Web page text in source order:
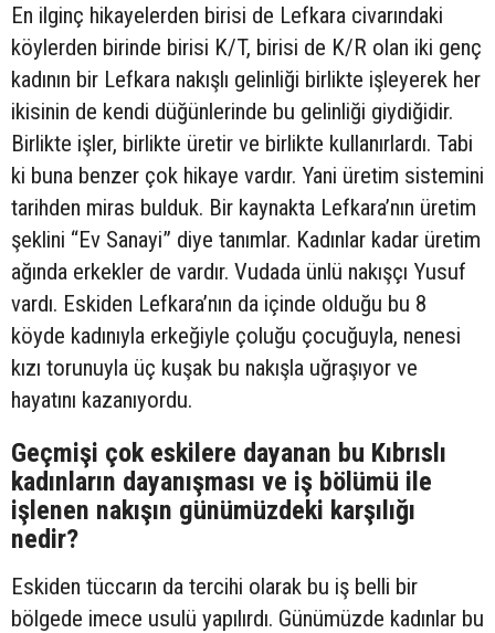
En ilginç hikayelerden birisi de Lefkara civarındaki
köylerden birinde birisi K/T, birisi de K/R olan iki genç
kadının bir Lefkara nakışlı gelinliği birlikte işleyerek her
ikisinin de kendi düğünlerinde bu gelinliği giydiğidir.
Birlikte işler, birlikte üretir ve birlikte kullanırlardı. Tabi
ki buna benzer çok hikaye vardır. Yani üretim sistemini
tarihden miras bulduk. Bir kaynakta Lefkara’nın üretim
şeklini “Ev Sanayi” diye tanımlar. Kadınlar kadar üretim
ağında erkekler de vardır. Vudada ünlü nakışçı Yusuf
vardı. Eskiden Lefkara’nın da içinde olduğu bu 8
köyde kadınıyla erkeğiyle çoluğu çocuğuyla, nenesi
kızı torunuyla üç kuşak bu nakışla uğraşıyor ve
hayatını kazanıyordu.
Geçmişi çok eskilere dayanan bu Kıbrıslı
kadınların dayanışması ve iş bölümü ile
işlenen nakışın günümüzdeki karşılığı
nedir?
Eskiden tüccarın da tercihi olarak bu iş belli bir
bölgede imece usulü yapılırdı. Günümüzde kadınlar bu